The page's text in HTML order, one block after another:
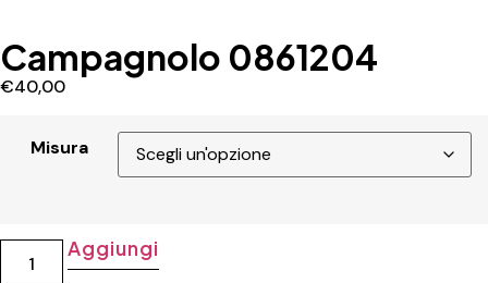
Campagnolo 0861204
€40,00
Misura
Aggiungi